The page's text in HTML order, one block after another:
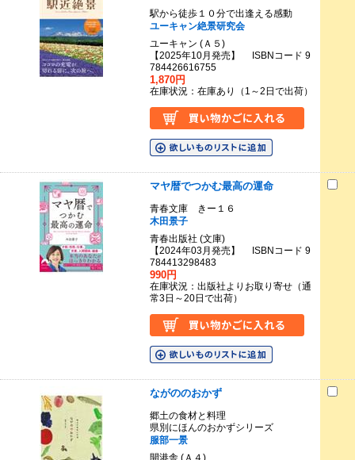
駅から徒歩１０分で出逢える感動
ユーキャン絶景研究会
ユーキャン (Ａ５)
【2025年10月発売】 ISBNコード 9
784426616755
1,870円
在庫状況：在庫あり（1～2日で出荷）
マヤ暦でつかむ最高の運命
青春文庫 きー１６
木田景子
青春出版社 (文庫)
【2024年03月発売】 ISBNコード 9
784413298483
990円
在庫状況：出版社よりお取り寄せ（通
常3日～20日で出荷）
ながののおかず
郷土の食材と料理
県別にほんのおかずシリーズ
服部一景
開港舎 (Ａ４)